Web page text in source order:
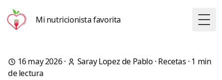
Mi nutricionista favorita
16 may 2026· Saray Lopez de Pablo · Recetas · 1 min
de lectura